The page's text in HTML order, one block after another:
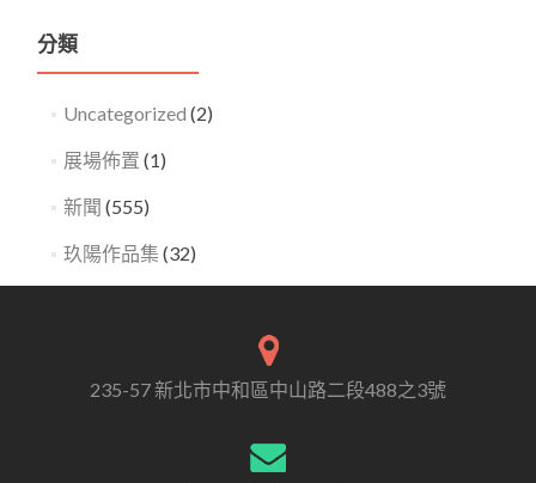
分類
Uncategorized (2)
展場佈置 (1)
新聞 (555)
玖陽作品集 (32)
235-57 新北市中和區中山路二段488之3號